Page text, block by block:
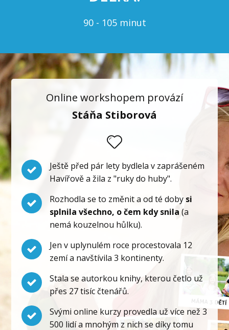
90 - 105 minut
Online workshopem provází
Stáňa Stiborová
Ještě před pár lety bydlela v zaprášeném
Havířově a žila z "ruky do huby".
Rozhodla se to změnit a od té doby si
splnila všechno, o čem kdy snila (a
nemá kouzelnou hůlku).
Jen v uplynulém roce procestovala 12
zemí a navštívila 3 kontinenty.
Stala se autorkou knihy, kterou četlo už
přes 27 tisíc čtenářů.
Svými online kurzy provedla už více než 3
500 lidí a mnohým z nich se díky tomu